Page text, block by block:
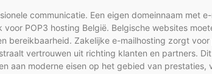
communicatie. Een eigen domeinnaam met
POP3 hosting België. Belgische websites
bereikbaarheid. Zakelijke e-mailhosting zorgt
vertrouwen uit richting klanten en partners.
aan moderne eisen op het gebied van prestaties,